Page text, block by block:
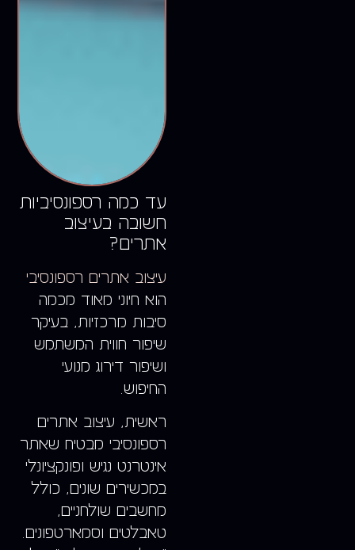
עד כמה רספונסיביות
חשובה בעיצוב
אתרים?
עיצוב אתרים רספונסיבי
הוא חיוני מאוד מכמה
סיבות מרכזיות, בעיקר
שיפור חווית המשתמש
ושיפור דירוג מנועי
החיפוש.
ראשית, עיצוב אתרים
רספונסיבי מבטיח שאתר
אינטרנט נגיש ופונקציונלי
במכשירים שונים, כולל
מחשבים שולחניים,
טאבלטים וסמארטפונים.